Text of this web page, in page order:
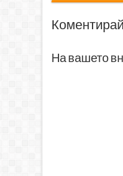
На вашето